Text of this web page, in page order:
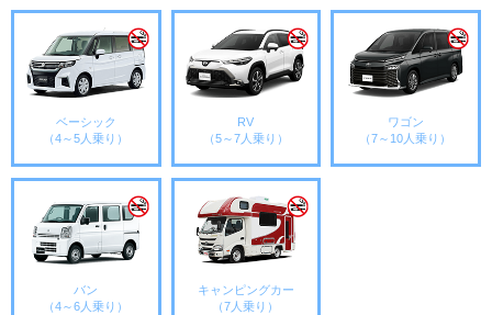
ベーシック
（4～5人乗り）
RV
（5～7人乗り）
ワゴン
（7～10人乗り）
バン
（4～6人乗り）
キャンピングカー
（7人乗り）